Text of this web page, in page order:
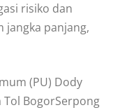
risiko dan
panjang,
(PU) Dody
BogorSerpong